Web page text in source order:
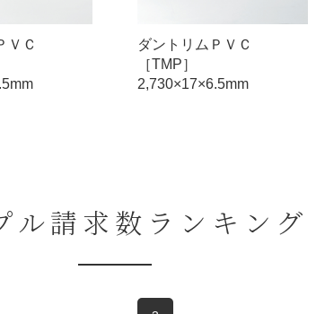
ＶＣ
ダントリムＰＶＣ
［TMP］
2,730×17×6.5mm
ル請求数ランキング